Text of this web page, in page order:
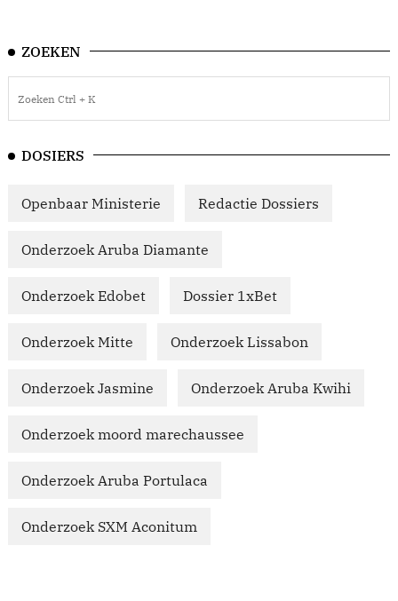
ZOEKEN
DOSIERS
Openbaar Ministerie Redactie Dossiers
Onderzoek Aruba Diamante
Onderzoek Edobet Dossier 1xBet
Onderzoek Mitte Onderzoek Lissabon
Onderzoek Jasmine Onderzoek Aruba Kwihi
Onderzoek moord marechaussee
Onderzoek Aruba Portulaca
Onderzoek SXM Aconitum